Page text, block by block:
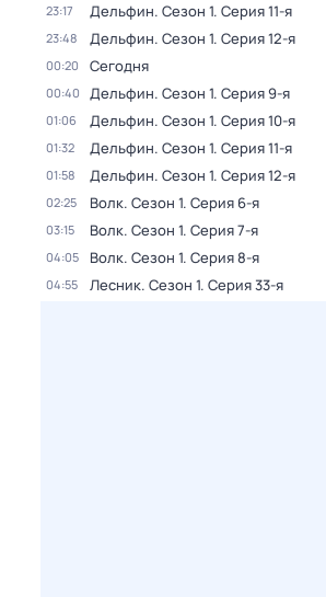
23:17 Дельфин. Сезон 1. Серия 11-я
23:48 Дельфин. Сезон 1. Серия 12-я
00:20 Сегодня
00:40 Дельфин. Сезон 1. Серия 9-я
01:06 Дельфин. Сезон 1. Серия 10-я
01:32 Дельфин. Сезон 1. Серия 11-я
01:58 Дельфин. Сезон 1. Серия 12-я
02:25 Волк. Сезон 1. Серия 6-я
03:15 Волк. Сезон 1. Серия 7-я
04:05 Волк. Сезон 1. Серия 8-я
04:55 Лесник. Сезон 1. Серия 33-я